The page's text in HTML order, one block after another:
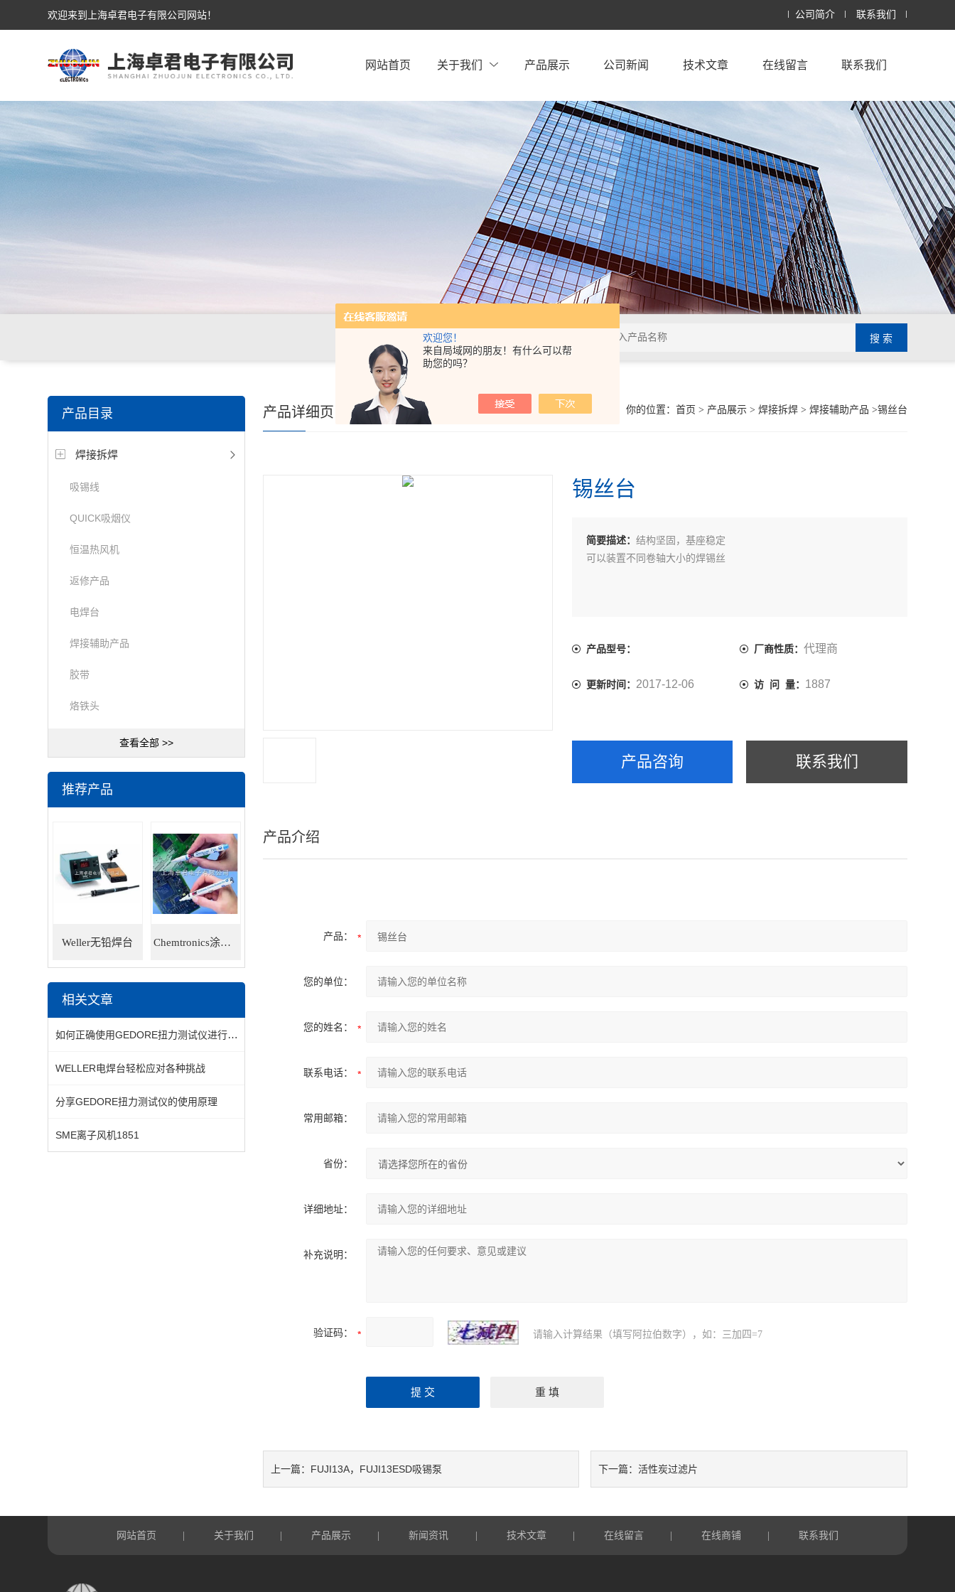
欢迎您！
来自局域网的朋友！有什么可以帮
助您的吗？
欢迎来到上海卓君电子有限公司网站！ 公司简介 联系我们
网站首页 关于我们 产品展示 公司新闻 技术文章 在线留言 联系我们
产品目录
焊接拆焊
吸锡线
QUICK吸烟仪
恒温热风机
返修产品
电焊台
焊接辅助产品
胶带
烙铁头
查看全部 >>
推荐产品
Weller无铅焊台 Chemtronics涂层笔
相关文章
如何正确使用GEDORE扭力测试仪进行扭矩标定与校验
WELLER电焊台轻松应对各种挑战
分享GEDORE扭力测试仪的使用原理
SME离子风机1851
你的位置： 首页 > 产品展示> 焊接拆焊> 焊接辅助产品 >锡丝台
产品详细页
锡丝台
简要描述：结构坚固，基座稳定
可以装置不同卷轴大小的焊锡丝
产品型号： 厂商性质： 代理商
更新时间： 2017-12-06 访 问 量： 1887
产品咨询 联系我们
产品介绍
产品：
您的单位：
您的姓名：
联系电话：
常用邮箱：
省份：
详细地址：
补充说明：
验证码： 请输入计算结果（填写阿拉伯数字），如：三加四=7
上一篇： FUJI13A，FUJI13ESD吸锡泵 下一篇：活性炭过滤片
网站首页 关于我们 产品展示 新闻资讯 技术文章 在线留言 在线商铺 联系我们